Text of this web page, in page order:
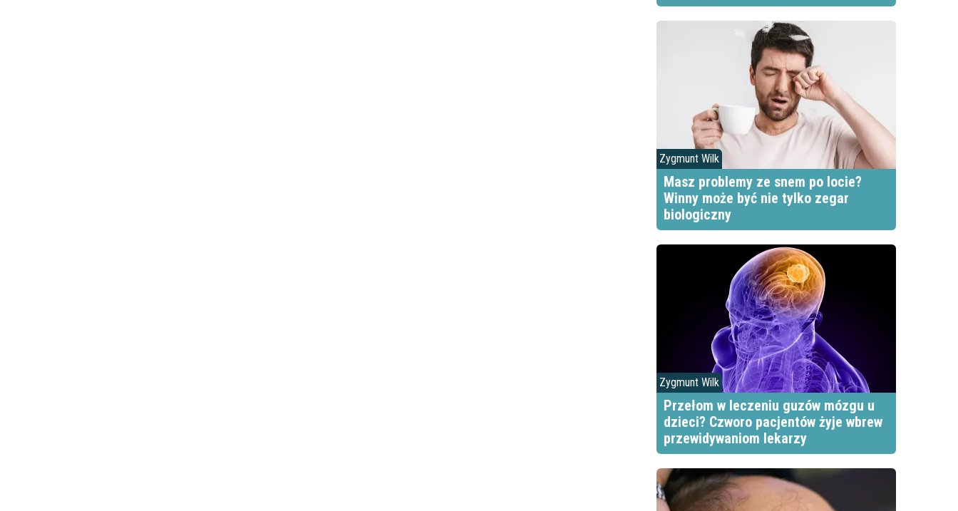
Zygmunt Wilk
Masz problemy ze snem po locie?
Winny może być nie tylko zegar
biologiczny
Zygmunt Wilk
Przełom w leczeniu guzów mózgu u
dzieci? Czworo pacjentów żyje wbrew
przewidywaniom lekarzy